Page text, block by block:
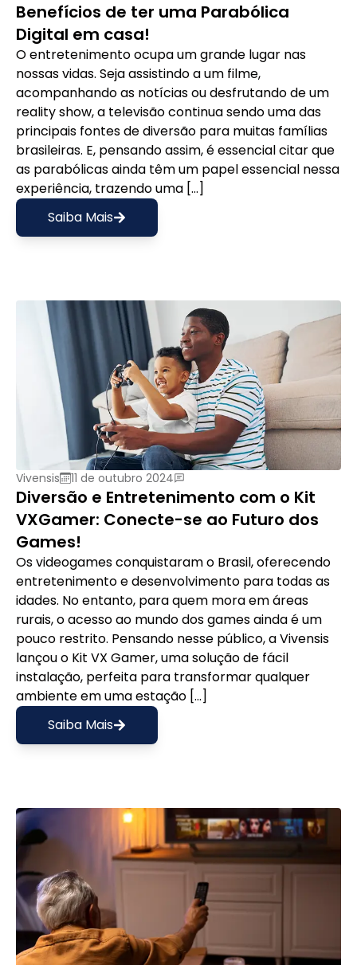
Benefícios de ter uma Parabólica
Digital em casa!
O entretenimento ocupa um grande lugar nas
nossas vidas. Seja assistindo a um filme,
acompanhando as notícias ou desfrutando de um
reality show, a televisão continua sendo uma das
principais fontes de diversão para muitas famílias
brasileiras. E, pensando assim, é essencial citar que
as parabólicas ainda têm um papel essencial nessa
experiência, trazendo uma […]
Saiba Mais
Vivensis 11 de outubro 2024
Diversão e Entretenimento com o Kit
VXGamer: Conecte-se ao Futuro dos
Games!
Os videogames conquistaram o Brasil, oferecendo
entretenimento e desenvolvimento para todas as
idades. No entanto, para quem mora em áreas
rurais, o acesso ao mundo dos games ainda é um
pouco restrito. Pensando nesse público, a Vivensis
lançou o Kit VX Gamer, uma solução de fácil
instalação, perfeita para transformar qualquer
ambiente em uma estação […]
Saiba Mais